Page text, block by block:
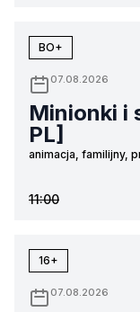
BO+
07.08.2026
Minionki i
PL]
animacja, familijny,
11:00
16+
07.08.2026